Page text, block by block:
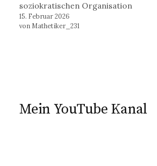
soziokratischen Organisation
15. Februar 2026
von Mathetiker_231
Mein YouTube Kanal